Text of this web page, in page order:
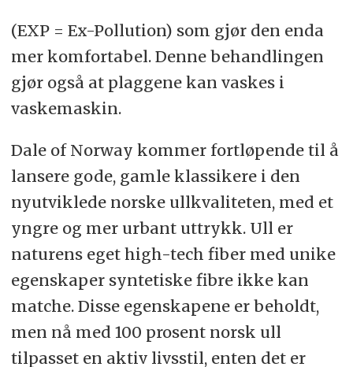
(EXP = Ex-Pollution) som gjør den enda
mer komfortabel. Denne behandlingen
gjør også at plaggene kan vaskes i
vaskemaskin.
Dale of Norway kommer fortløpende til å
lansere gode, gamle klassikere i den
nyutviklede norske ullkvaliteten, med et
yngre og mer urbant uttrykk. Ull er
naturens eget high-tech fiber med unike
egenskaper syntetiske fibre ikke kan
matche. Disse egenskapene er beholdt,
men nå med 100 prosent norsk ull
tilpasset en aktiv livsstil, enten det er